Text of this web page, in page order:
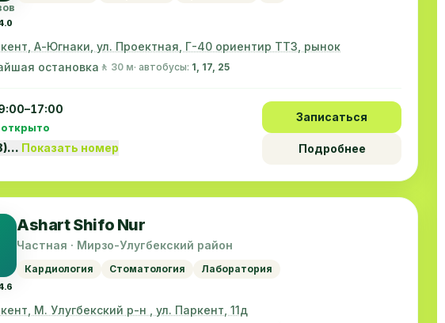
А-Югнаки, ул. Проектная, Г-40 ориентир ТТЗ, рынок
остановка 🚶 30 м· автобусы: 1, 17, 25
открыто
Показать номер
Записаться
Подробнее
Ashart Shifo Nur
Частная · Мирзо-Улугбекский район
Кардиология Стоматология Лаборатория
М. Улугбекский р-н , ул. Паркент, 11д